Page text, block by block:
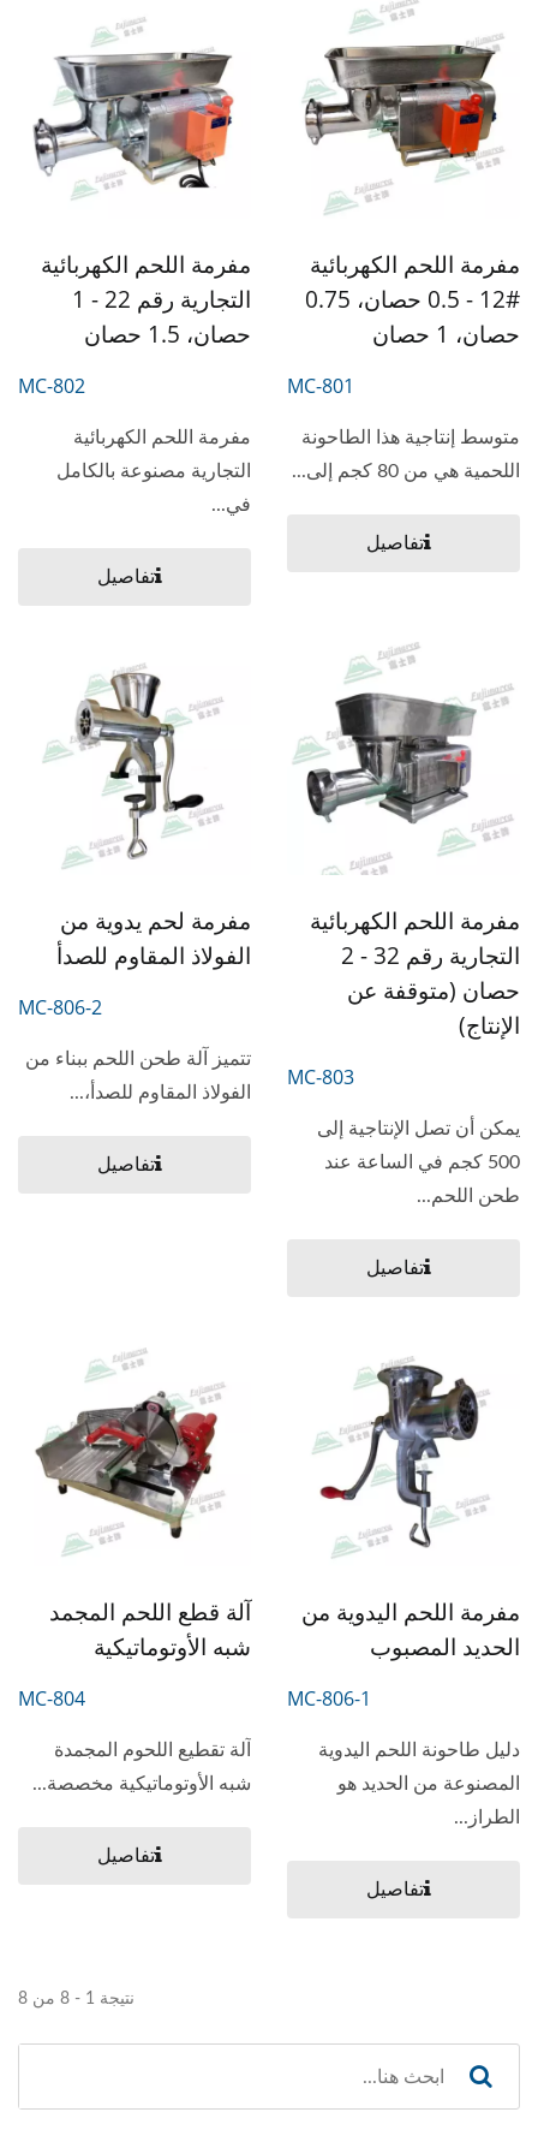
مفرمة اللحم الكهربائية
#12 - 0.5 حصان، 0.75
حصان، 1 حصان
MC-801
متوسط إنتاجية هذا الطاحونة
اللحمية هي من 80 كجم إلى...
تفاصيل
مفرمة اللحم الكهربائية
التجارية رقم 22 - 1
حصان، 1.5 حصان
MC-802
مفرمة اللحم الكهربائية
التجارية مصنوعة بالكامل
في...
تفاصيل
مفرمة اللحم الكهربائية
التجارية رقم 32 - 2
حصان (متوقفة عن
الإنتاج)
MC-803
يمكن أن تصل الإنتاجية إلى
500 كجم في الساعة عند
طحن اللحم...
تفاصيل
مفرمة لحم يدوية من
الفولاذ المقاوم للصدأ
MC-806-2
تتميز آلة طحن اللحم ببناء من
الفولاذ المقاوم للصدأ،...
تفاصيل
مفرمة اللحم اليدوية من
الحديد المصبوب
MC-806-1
دليل طاحونة اللحم اليدوية
المصنوعة من الحديد هو
الطراز...
تفاصيل
آلة قطع اللحم المجمد
شبه الأوتوماتيكية
MC-804
آلة تقطيع اللحوم المجمدة
شبه الأوتوماتيكية مخصصة...
تفاصيل
نتيجة 1 - 8 من 8